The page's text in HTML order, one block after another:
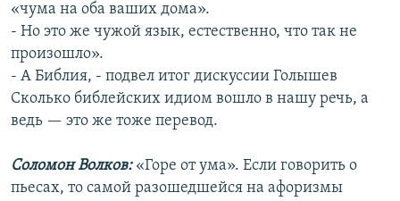
«чума на оба ваших дома».
- Но это же чужой язык, естественно, что так не
произошло».
- А Библия, - подвел итог дискуссии Голышев
Сколько библейских идиом вошло в нашу речь, а
ведь — это же тоже перевод.
Соломон Волков:«Горе от ума». Если говорить о
пьесах, то самой разошедшейся на афоризмы